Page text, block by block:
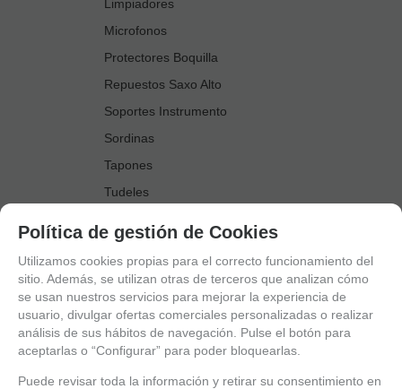
Limpiadores
Microfonos
Protectores Boquilla
Repuestos Saxo Alto
Soportes Instrumento
Sordinas
Tapones
Tudeles
Accesorios Saxo Tenor
Abrazaderas
Anillo Fonico Saxo Tenor
Atriles Marcha
Boquillas
Boquilleros
Política de gestión de Cookies
Utilizamos cookies propias para el correcto funcionamiento del
sitio. Además, se utilizan otras de terceros que analizan cómo
se usan nuestros servicios para mejorar la experiencia de
usuario, divulgar ofertas comerciales personalizadas o realizar
análisis de sus hábitos de navegación. Pulse el botón para
aceptarlas o “Configurar” para poder bloquearlas.
Puede revisar toda la información y retirar su consentimiento en